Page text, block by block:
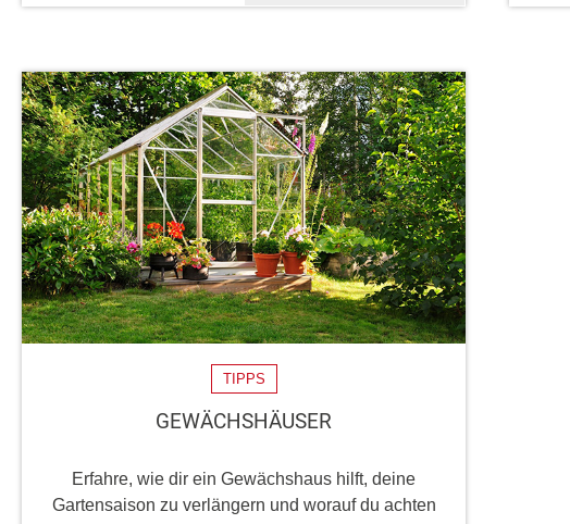
TIPPS
GEWÄCHSHÄUSER
Erfahre, wie dir ein Gewächshaus hilft, deine
Gartensaison zu verlängern und worauf du achten